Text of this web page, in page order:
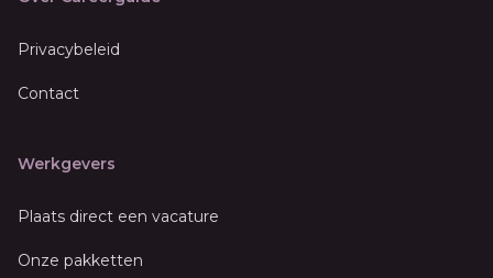
Privacybeleid
Contact
Werkgevers
Plaats direct een vacature
Onze pakketten